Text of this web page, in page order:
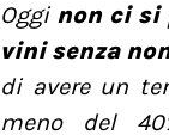
Oggi non ci si
vini senza
di avere un
meno del